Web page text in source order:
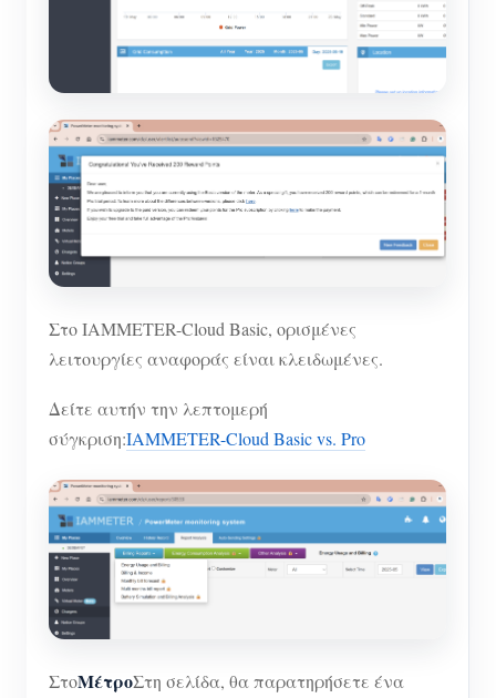
Στο IAMMETER-Cloud Basic, ορισμένες
λειτουργίες αναφοράς είναι κλειδωμένες.
Δείτε αυτήν την λεπτομερή
σύγκριση:IAMMETER-Cloud Basic vs. Pro
ΣτοΜέτροΣτη σελίδα, θα παρατηρήσετε ένα